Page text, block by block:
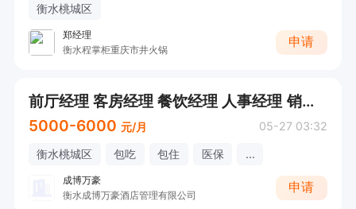
衡水桃城区
郑经理
衡水程掌柜重庆市井火锅
申请
前厅经理 客房经理 餐饮经理 人事经理 销售经理（包吃住 +五险+单休+住宿环境良好 ）
5000-6000 元/月 05-27 03:32
衡水桃城区 包吃 包住 医保 ...
成博万豪
衡水成博万豪酒店管理有限公司
申请